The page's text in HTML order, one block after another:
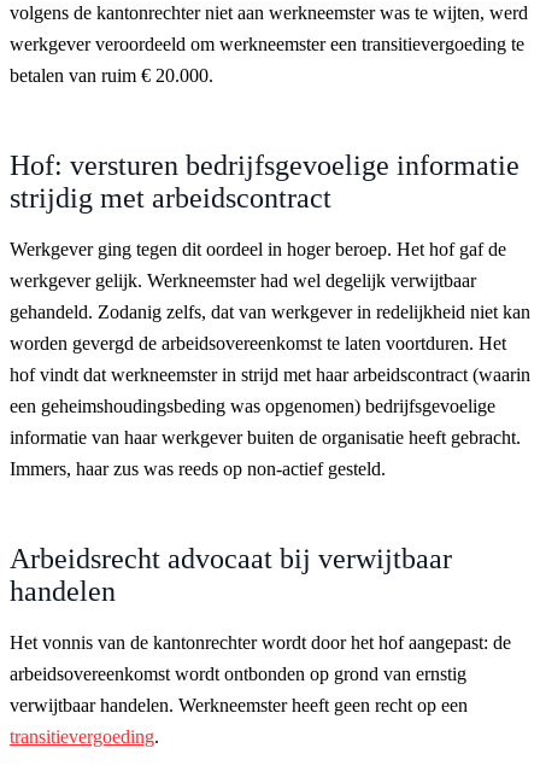
volgens de kantonrechter niet aan werkneemster was te wijten, werd
werkgever veroordeeld om werkneemster een transitievergoeding te
betalen van ruim € 20.000.
Hof: versturen bedrijfsgevoelige informatie
strijdig met arbeidscontract
Werkgever ging tegen dit oordeel in hoger beroep. Het hof gaf de
werkgever gelijk. Werkneemster had wel degelijk verwijtbaar
gehandeld. Zodanig zelfs, dat van werkgever in redelijkheid niet kan
worden gevergd de arbeidsovereenkomst te laten voortduren. Het
hof vindt dat werkneemster in strijd met haar arbeidscontract (waarin
een geheimshoudingsbeding was opgenomen) bedrijfsgevoelige
informatie van haar werkgever buiten de organisatie heeft gebracht.
Immers, haar zus was reeds op non-actief gesteld.
Arbeidsrecht advocaat bij verwijtbaar
handelen
Het vonnis van de kantonrechter wordt door het hof aangepast: de
arbeidsovereenkomst wordt ontbonden op grond van ernstig
verwijtbaar handelen. Werkneemster heeft geen recht op een
transitievergoeding.